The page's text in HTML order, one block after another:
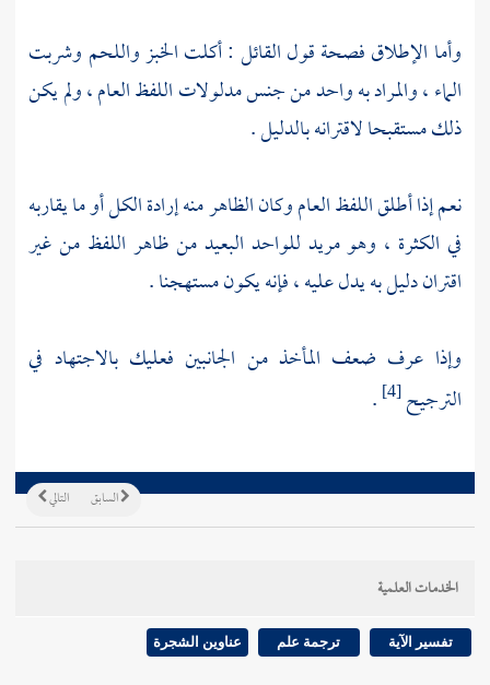
وأما الإطلاق فصحة قول القائل : أكلت الخبز واللحم وشربت
الماء ، والمراد به واحد من جنس مدلولات اللفظ العام ، ولم يكن
ذلك مستقبحا لاقترانه بالدليل .
نعم إذا أطلق اللفظ العام وكان الظاهر منه إرادة الكل أو ما يقاربه
في الكثرة ، وهو مريد للواحد البعيد من ظاهر اللفظ من غير
اقتران دليل به يدل عليه ، فإنه يكون مستهجنا .
وإذا عرف ضعف المأخذ من الجانبين فعليك بالاجتهاد في
الترجيح[4]
.
التالي السابق
الخدمات العلمية
تفسير الآية ترجمة علم عناوين الشجرة